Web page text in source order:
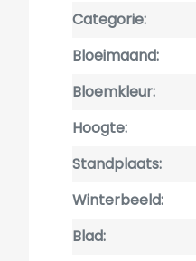
Categorie
Bloeimaand
Bloemkleur
Hoogte
Standplaats
Winterbeeld
Blad